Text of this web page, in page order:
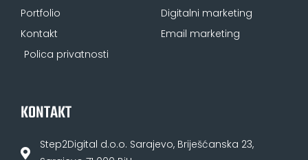
Portfolio
Kontakt
Polica privatnosti
Digitalni marketing
Email marketing
KONTAKT
Step2Digital d.o.o. Sarajevo, Briješćanska 23,